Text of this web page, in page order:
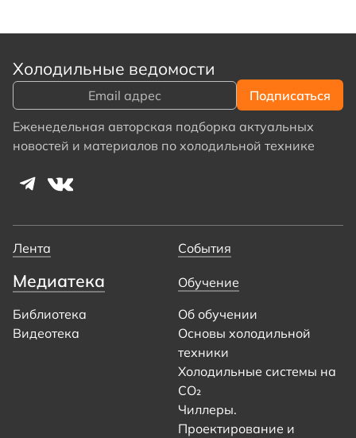
Холодильные ведомости
Еженедельная авторская подборка актуальных
новостей и материалов по холодильной технике
Лента События
Медиатека
Библиотека
Видеотека
Обучение
Об обучении
Основы холодильной
техники
Холодильные системы на
CO₂
Чиллеры.
Проектирование и